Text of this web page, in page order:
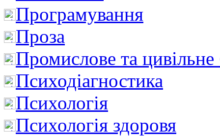
Програмування
Проза
Промислове та цивільне
Психодіагностика
Психологія
Психологія здоровя